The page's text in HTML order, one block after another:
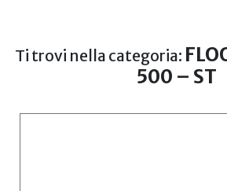
Ti trovi nella categoria:
500 – ST